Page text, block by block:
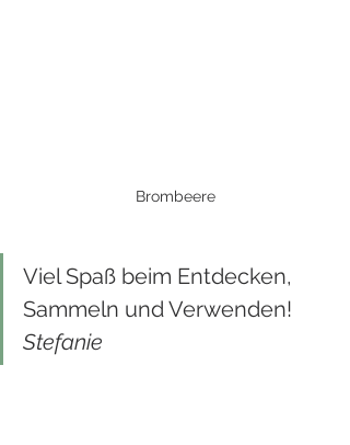
Brombeere
Viel Spaß beim Entdecken,
Sammeln und Verwenden!
Stefanie